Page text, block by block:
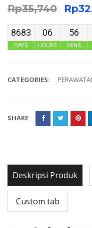
Rp35,740 Rp
8683
DAYS
06
HOURS
56
MINS
CATEGORIES:
SHARE
Deskripsi Produk
Custom tab